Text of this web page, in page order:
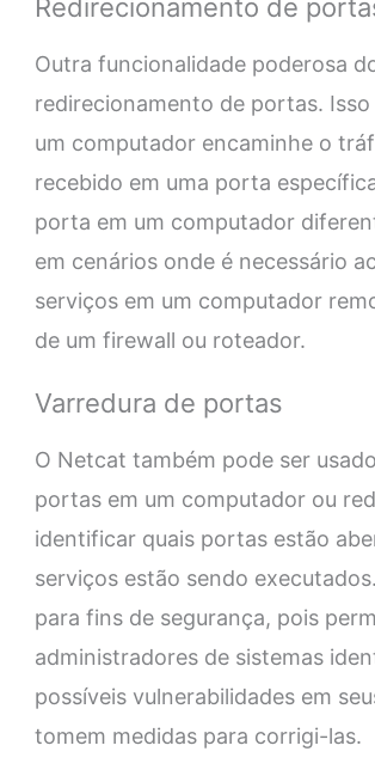
Redirecionamento de
Outra funcionalidade poderosa
redirecionamento de portas.
um computador encaminhe o
recebido em uma porta
porta em um computador
em cenários onde é necessário
serviços em um computador
de um firewall ou roteador.
Varredura de portas
O Netcat também pode ser
portas em um computador ou
identificar quais portas estão
serviços estão sendo
para fins de segurança, pois
administradores de sistemas
possíveis vulnerabilidades em
tomem medidas para corrigi-las.